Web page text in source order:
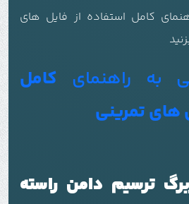
کامل استفاده از فایل های
به راهنمای کامل
های تمرینی
ترسیم دامن راسته